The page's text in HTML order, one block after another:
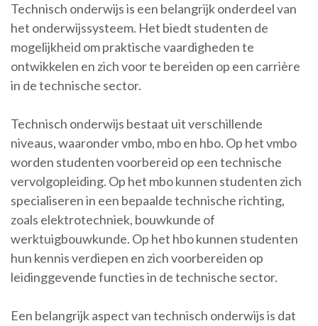
Technisch onderwijs is een belangrijk onderdeel van
het onderwijssysteem. Het biedt studenten de
mogelijkheid om praktische vaardigheden te
ontwikkelen en zich voor te bereiden op een carrière
in de technische sector.
Technisch onderwijs bestaat uit verschillende
niveaus, waaronder vmbo, mbo en hbo. Op het vmbo
worden studenten voorbereid op een technische
vervolgopleiding. Op het mbo kunnen studenten zich
specialiseren in een bepaalde technische richting,
zoals elektrotechniek, bouwkunde of
werktuigbouwkunde. Op het hbo kunnen studenten
hun kennis verdiepen en zich voorbereiden op
leidinggevende functies in de technische sector.
Een belangrijk aspect van technisch onderwijs is dat